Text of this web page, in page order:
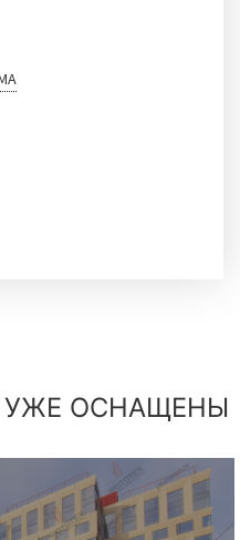
УЖЕ ОСНАЩЕНЫ